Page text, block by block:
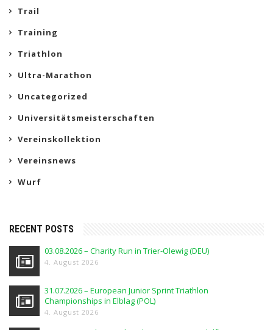
Trail
Training
Triathlon
Ultra-Marathon
Uncategorized
Universitätsmeisterschaften
Vereinskollektion
Vereinsnews
Wurf
RECENT POSTS
03.08.2026 – Charity Run in Trier-Olewig (DEU)
4. August 2026
31.07.2026 – European Junior Sprint Triathlon
Championships in Elblag (POL)
4. August 2026